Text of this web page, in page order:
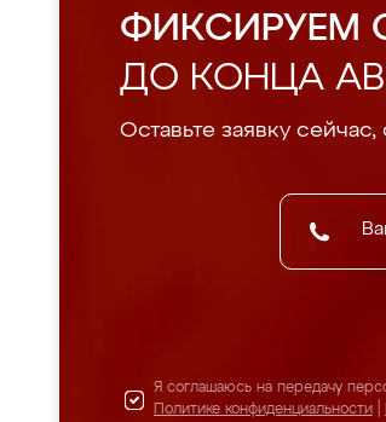
ФИКСИРУЕМ
ДО КОНЦА
Оставьте заявку
Я соглашаюсь на передачу
Политике конфиденциальности